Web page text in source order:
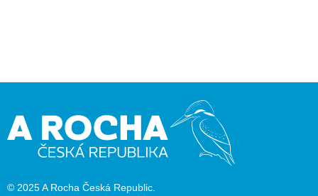
© 2025 A Rocha Česká Republic.